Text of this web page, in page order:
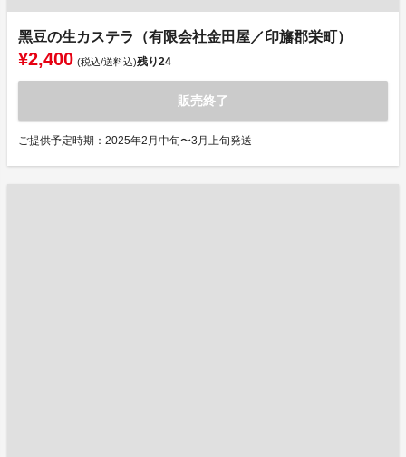
⿊豆の⽣カステラ（有限会社⾦⽥屋／印旛郡栄町）
¥2,400 (税込/送料込)残り24
販売終了
ご提供予定時期：2025年2月中旬〜3月上旬発送